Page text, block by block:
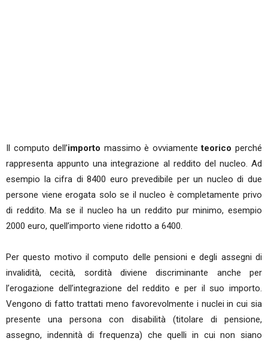
Il computo dell’importo massimo è ovviamenteteorico perché
rappresenta appunto una integrazione al reddito del nucleo. Ad
esempio la cifra di 8400 euro prevedibile per un nucleo di due
persone viene erogata solo se il nucleo è completamente privo
di reddito. Ma se il nucleo ha un reddito pur minimo, esempio
2000 euro, quell’importo viene ridotto a 6400.
Per questo motivo il computo delle pensioni e degli assegni di
invalidità, cecità, sordità diviene discriminante anche per
l’erogazione dell’integrazione del reddito e per il suo importo.
Vengono di fatto trattati meno favorevolmente i nuclei in cui sia
presente una persona con disabilità (titolare di pensione,
assegno, indennità di frequenza) che quelli in cui non siano